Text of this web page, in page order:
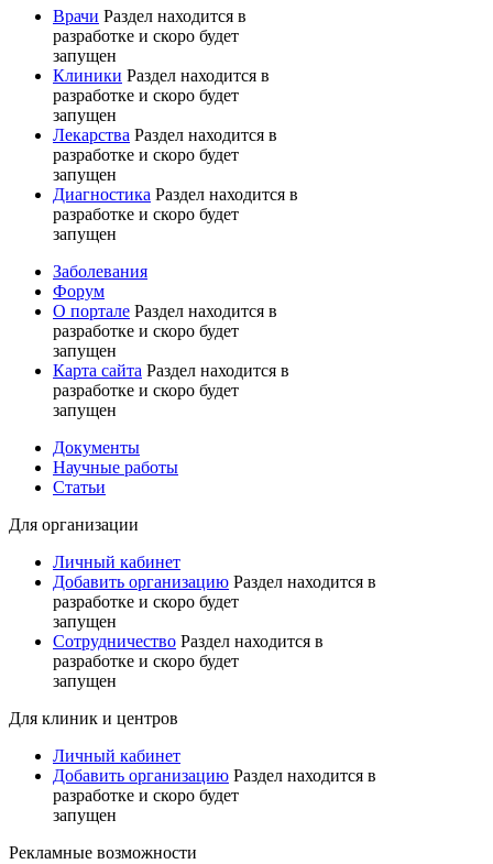
Врачи Раздел находится в
разработке и скоро будет
запущен
Клиники Раздел находится в
разработке и скоро будет
запущен
Лекарства Раздел находится в
разработке и скоро будет
запущен
Диагностика Раздел находится в
разработке и скоро будет
запущен
Заболевания
Форум
О портале Раздел находится в
разработке и скоро будет
запущен
Карта сайта Раздел находится в
разработке и скоро будет
запущен
Документы
Научные работы
Статьи
Для организации
Личный кабинет
Добавить организацию Раздел находится в
разработке и скоро будет
запущен
Сотрудничество Раздел находится в
разработке и скоро будет
запущен
Для клиник и центров
Личный кабинет
Добавить организацию Раздел находится в
разработке и скоро будет
запущен
Рекламные возможности